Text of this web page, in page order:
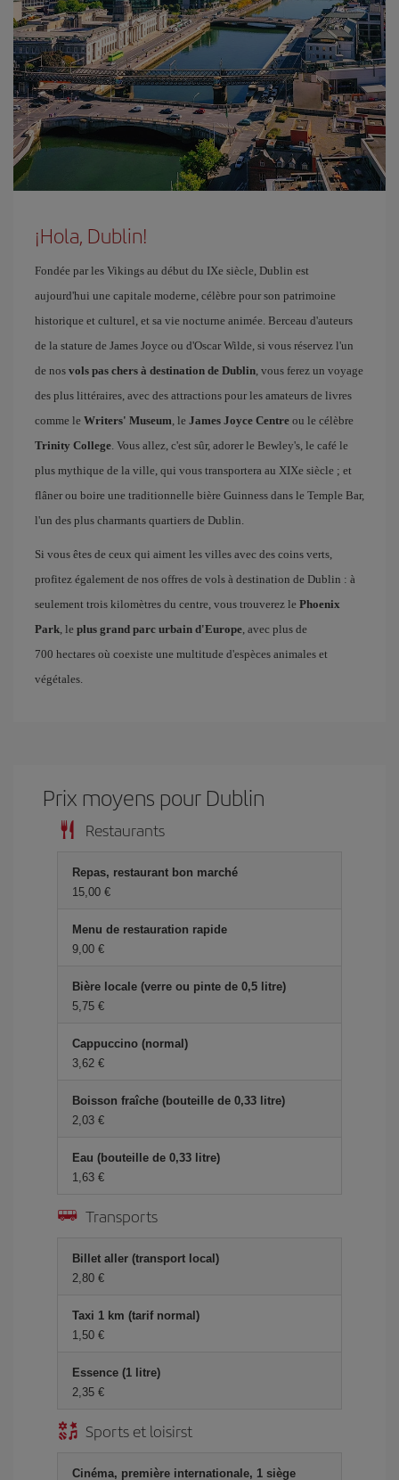
¡Hola, Dublin!
Fondée par les Vikings au début du IXe siècle, Dublin est
aujourd'hui une capitale moderne, célèbre pour son patrimoine
historique et culturel, et sa vie nocturne animée. Berceau d'auteurs
de la stature de James Joyce ou d'Oscar Wilde, si vous réservez l'un
de nos vols pas chers à destination de Dublin, vous ferez un voyage
des plus littéraires, avec des attractions pour les amateurs de livres
comme le Writers' Museum, le James Joyce Centre ou le célèbre
Trinity College. Vous allez, c'est sûr, adorer le Bewley's, le café le
plus mythique de la ville, qui vous transportera au XIXe siècle ; et
flâner ou boire une traditionnelle bière Guinness dans le Temple Bar,
l'un des plus charmants quartiers de Dublin.
Si vous êtes de ceux qui aiment les villes avec des coins verts,
profitez également de nos offres de vols à destination de Dublin : à
seulement trois kilomètres du centre, vous trouverez le Phoenix
Park, le plus grand parc urbain d'Europe, avec plus de
700 hectares où coexiste une multitude d'espèces animales et
végétales.
Prix ​​moyens pour Dublin
Restaurants
Repas, restaurant bon marché
15,00 €
Menu de restauration rapide
9,00 €
Bière locale (verre ou pinte de 0,5 litre)
5,75 €
Cappuccino (normal)
3,62 €
Boisson fraîche (bouteille de 0,33 litre)
2,03 €
Eau (bouteille de 0,33 litre)
1,63 €
Transports
Billet aller (transport local)
2,80 €
Taxi 1 km (tarif normal)
1,50 €
Essence (1 litre)
2,35 €
Sports et loisirst
Cinéma, première internationale, 1 siège